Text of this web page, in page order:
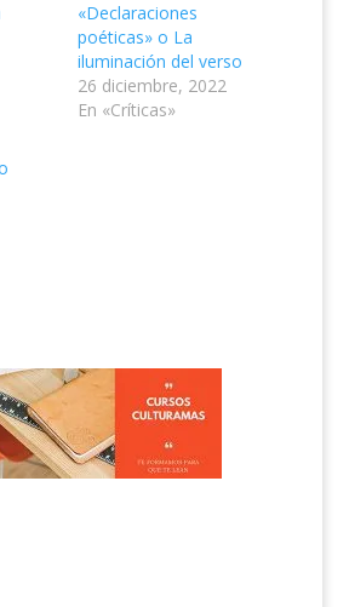
«Declaraciones
poéticas» o La
iluminación del verso
26 diciembre, 2022
En «Críticas»